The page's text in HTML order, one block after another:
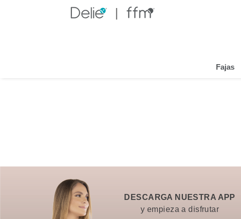
Fajas
DESCARGA NUESTRA APP
y empieza a disfrutar